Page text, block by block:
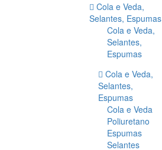
Cola e Veda,
Selantes, Espumas
Cola e Veda,
Selantes,
Espumas
Cola e Veda,
Selantes,
Espumas
Cola e Veda
Poliuretano
Espumas
Selantes